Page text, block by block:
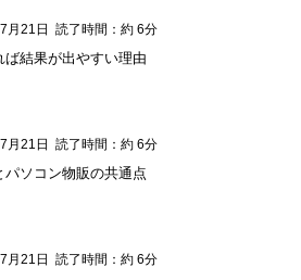
月21日 読了時間：約 6分
ば結果が出やすい理由
月21日 読了時間：約 6分
パソコン物販の共通点
月21日 読了時間：約 6分